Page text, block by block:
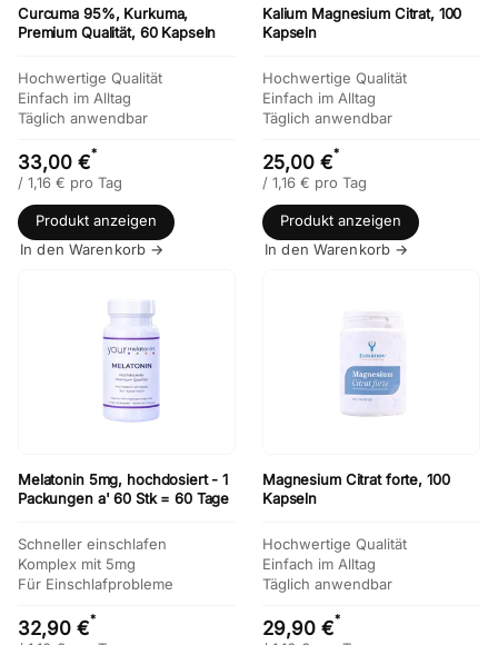
Curcuma 95%, Kurkuma,
Premium Qualität, 60 Kapseln
Hochwertige Qualität
Einfach im Alltag
Täglich anwendbar
33,00 €*
/ 1,16 € pro Tag
Produkt anzeigen
In den Warenkorb →
Kalium Magnesium Citrat, 100
Kapseln
Hochwertige Qualität
Einfach im Alltag
Täglich anwendbar
25,00 €*
/ 1,16 € pro Tag
Produkt anzeigen
In den Warenkorb →
Melatonin 5mg, hochdosiert - 1
Packungen a' 60 Stk = 60 Tage
Schneller einschlafen
Komplex mit 5mg
Für Einschlafprobleme
32,90 €*
Magnesium Citrat forte, 100
Kapseln
Hochwertige Qualität
Einfach im Alltag
Täglich anwendbar
29,90 €*